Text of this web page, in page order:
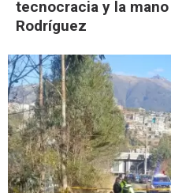
tecnocracia y la
Rodríguez